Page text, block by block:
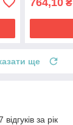
₴
ще
за рік